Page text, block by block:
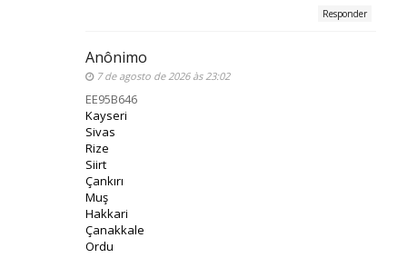
Responder
Anônimo
7 de agosto de 2026 às 23:02
EE95B646
Kayseri
Sivas
Rize
Siirt
Çankırı
Muş
Hakkari
Çanakkale
Ordu